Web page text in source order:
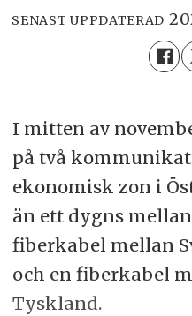
SENAST UPPDATERAD
I mitten av
på två
ekonomisk zon i
än ett dygns
fiberkabel mellan
och en fiberkabel
Tyskland.